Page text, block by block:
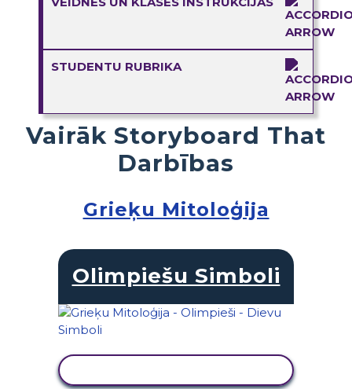
STUDENTU RUBRIKA
Vairāk Storyboard That
Darbības
Grieķu Mitoloģija
Olimpiešu Simboli